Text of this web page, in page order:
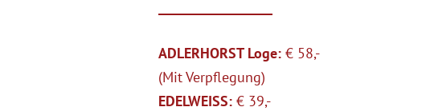
ADLERHORST Loge: € 58,-
(Mit Verpflegung)
EDELWEISS: € 39,-